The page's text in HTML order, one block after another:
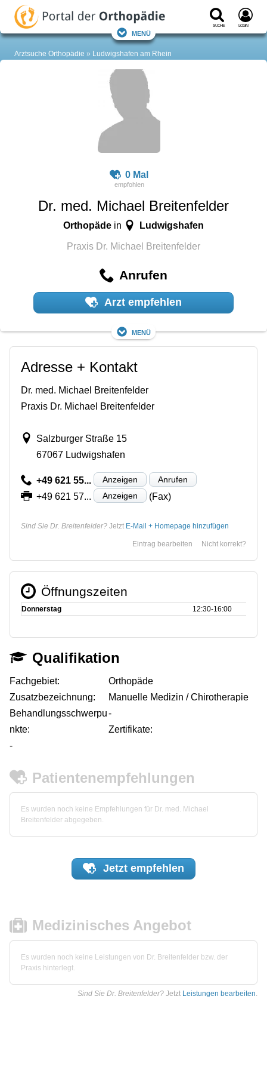
Suche Login
Menü
Arztsuche Orthopädie Ludwigshafen am Rhein
0 Mal
Dr. med. Michael Breitenfelder
Orthopäde in Ludwigshafen
Praxis Dr. Michael Breitenfelder
Anrufen
Arzt empfehlen
Menü
Adresse + Kontakt
Dr. med. Michael Breitenfelder
Praxis Dr. Michael Breitenfelder
Salzburger Straße 15
67067 Ludwigshafen
+49 621 55... Anzeigen Anrufen
+49 621 57... Anzeigen (Fax)
Sind Sie Dr. Breitenfelder? Jetzt E-Mail + Homepage hinzufügen
Nicht korrekt?
Eintrag bearbeiten
Öffnungszeiten
Donnerstag 12:30‑16:00
Qualifikation
Fachgebiet:
Orthopäde
Zusatzbezeichnung:
Manuelle Medizin / Chirotherapie
Behandlungsschwerpu
nkte:
-
Zertifikate:
-
Patientenempfehlungen
Es wurden noch keine Empfehlungen für Dr. med. Michael
Breitenfelder abgegeben.
Jetzt empfehlen
Medizinisches Angebot
Es wurden noch keine Leistungen von Dr. Breitenfelder bzw. der
Praxis hinterlegt.
Sind Sie Dr. Breitenfelder? Jetzt Leistungen bearbeiten.